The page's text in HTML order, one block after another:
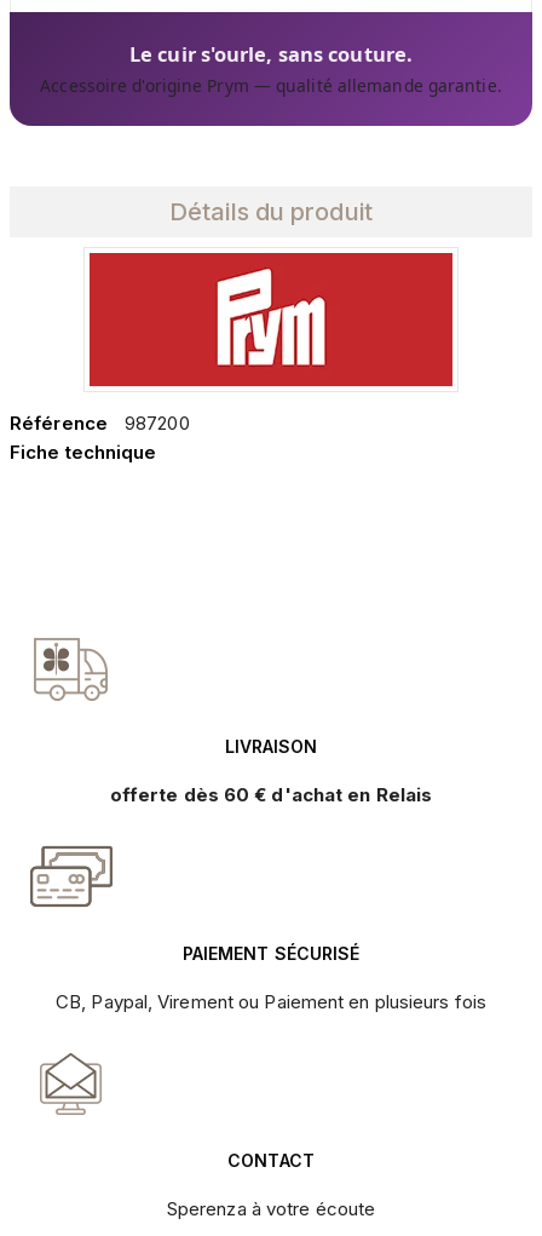
Le cuir s'ourle, sans couture.
Accessoire d'origine Prym — qualité allemande garantie.
Détails du produit
Référence
987200
Fiche technique
LIVRAISON
offerte dès 60 € d'achat en Relais
PAIEMENT SÉCURISÉ
CB, Paypal, Virement ou Paiement en plusieurs fois
CONTACT
Sperenza à votre écoute